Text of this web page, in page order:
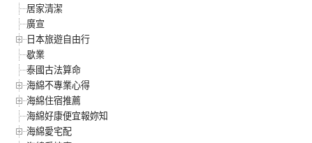
居家清潔
廣宣
日本旅遊自由行
歇業
泰國古法算命
海綿不專業心得
海綿住宿推薦
海綿好康便宜報妳知
海綿愛宅配